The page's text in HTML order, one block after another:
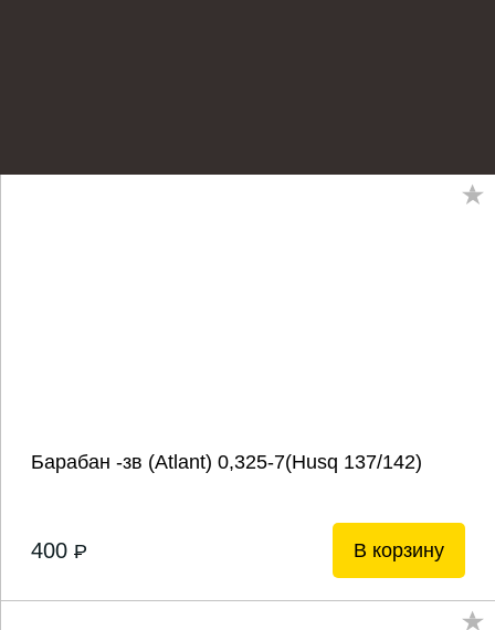
Барабан -зв (Atlant) 0,325-7(Нusq 137/142)
400 P В корзину